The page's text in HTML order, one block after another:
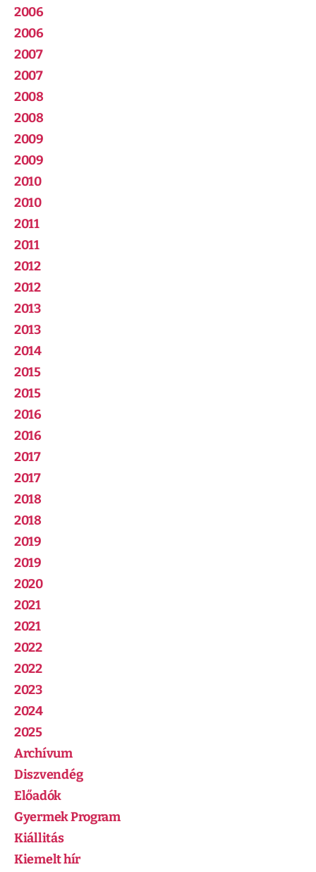
2006
2006
2007
2007
2008
2008
2009
2009
2010
2010
2011
2011
2012
2012
2013
2013
2014
2015
2015
2016
2016
2017
2017
2018
2018
2019
2019
2020
2021
2021
2022
2022
2023
2024
2025
Archívum
Diszvendég
Előadók
Gyermek Program
Kiállitás
Kiemelt hír